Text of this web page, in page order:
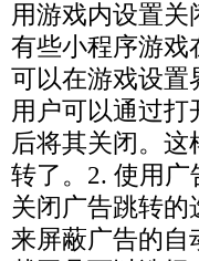
用游戏内设置关
有些小程序游戏
可以在游戏设置
用户可以通过
后将其关闭。
转了。2. 使用
关闭广告跳转
来屏蔽广告的自